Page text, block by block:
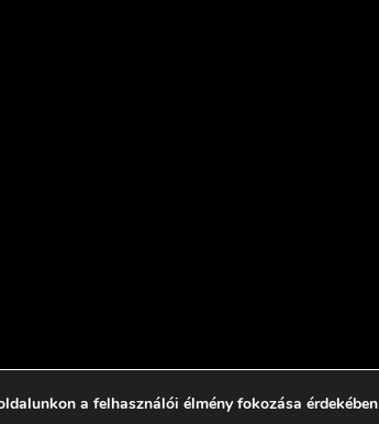
a felhasználói élmény fokozása érdekében